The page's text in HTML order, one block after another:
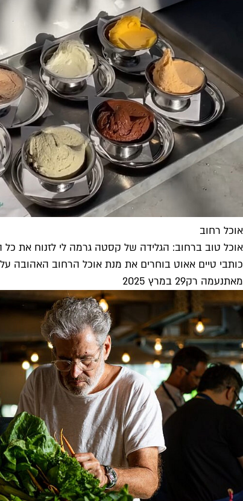
אוכל רחוב
אוכל טוב ברחוב: הגלידה של קסטה גרמה לי לזנוח את כל
כותבי טיים אאוט בוחרים את מנת אוכל הרחוב האהובה
מאתנעמה רק29 במרץ 2025